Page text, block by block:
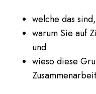
welche das sind,
warum Sie auf
und
wieso diese